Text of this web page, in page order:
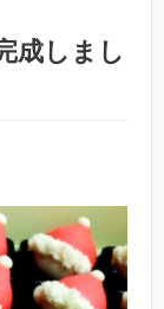
成しまし